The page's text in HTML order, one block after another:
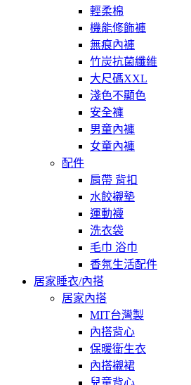
輕柔棉
機能修飾褲
無痕內褲
竹炭抗菌纖維
大尺碼XXL
淺色不顯色
安全褲
男童內褲
女童內褲
配件
肩帶 背扣
水餃襯墊
運動襪
洗衣袋
毛巾 浴巾
香氛生活配件
居家睡衣/內搭
居家內搭
MIT台灣製
內搭背心
保暖衛生衣
內搭襯裙
兒童背心